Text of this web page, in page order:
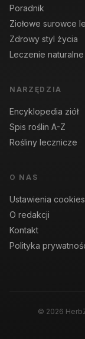
Poradnik
Ziołowe surowce
Zdrowy styl życia
Leczenie naturalne
NARZĘDZIA
Encyklopedia ziół
Spis roślin A-Z
Rośliny lecznicze
O NAS
Ustawienia cookies
O redakcji
Kontakt
Polityka
© 2026